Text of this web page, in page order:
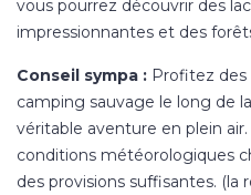
vous pourrez découvrir des
impressionnantes et des
Conseil sympa : Profitez des
camping sauvage le long de
véritable aventure en plein
conditions météorologiques
des provisions suffisantes.